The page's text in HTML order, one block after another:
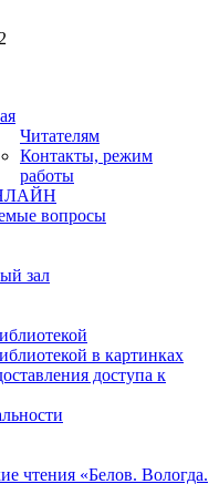
Читателям
Контакты, режим
работы
вопросы
зал
в картинках
доступа к
чтения «Белов. Вологда.